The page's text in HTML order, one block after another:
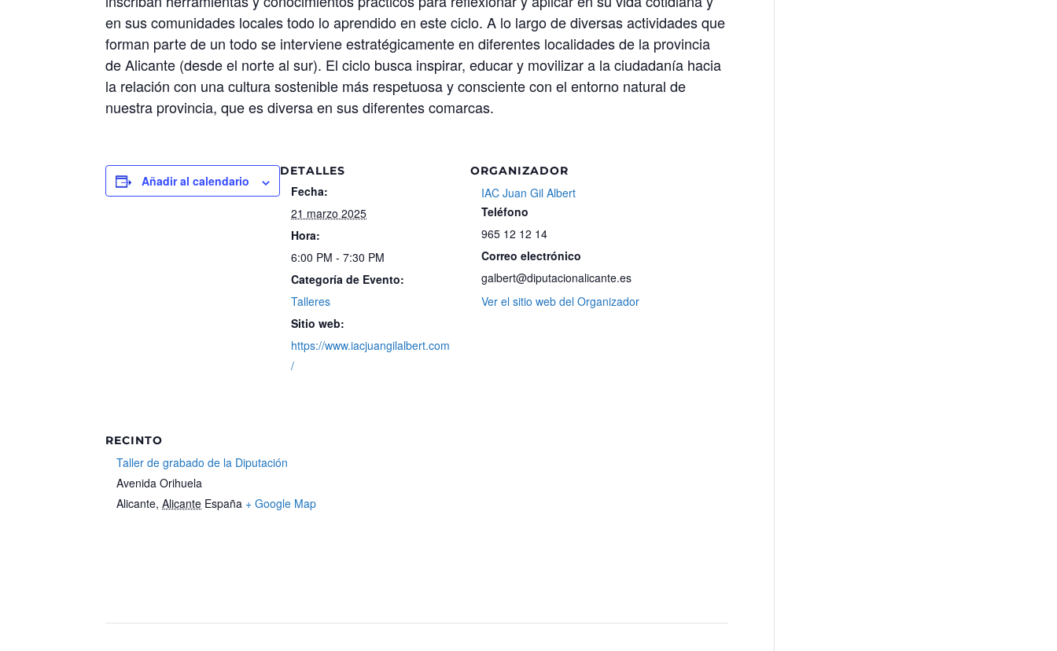
en sus comunidades locales todo lo aprendido en este ciclo. A lo largo de diversas actividades que
forman parte de un todo se interviene estratégicamente en diferentes localidades de la provincia
de Alicante (desde el norte al sur). El ciclo busca inspirar, educar y movilizar a la ciudadanía hacia
la relación con una cultura sostenible más respetuosa y consciente con el entorno natural de
nuestra provincia, que es diversa en sus diferentes comarcas.
Añadir al calendario
DETALLES
Fecha:
21 marzo 2025
Hora:
6:00 PM - 7:30 PM
Categoría de Evento:
Talleres
Sitio web:
https://www.iacjuangilalbert.com
/
ORGANIZADOR
IAC Juan Gil Albert
Teléfono
965 12 12 14
Correo electrónico
galbert@diputacionalicante.es
Ver el sitio web del Organizador
RECINTO
Taller de grabado de la Diputación
Avenida Orihuela
Alicante, Alicante España + Google Map